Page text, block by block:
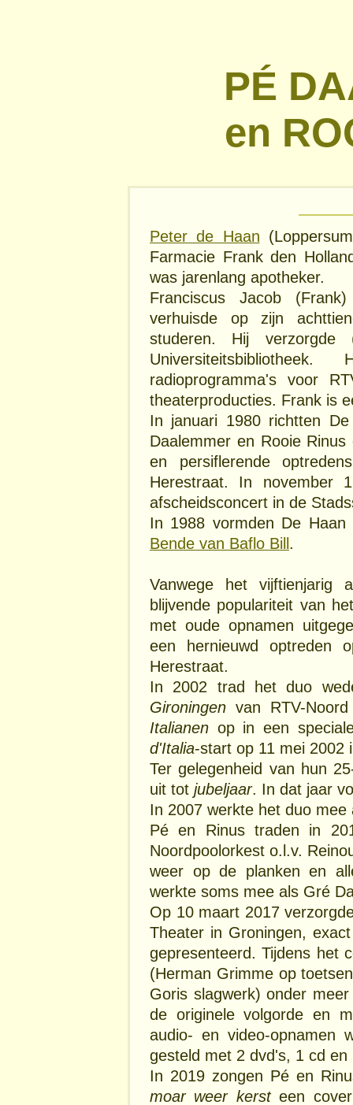
PÉ
en
Peter de Haan
Farmacie Frank den
was jarenlang apotheker.
Franciscus Jacob
verhuisde op zijn
studeren. Hij
radioprogramma's voor
theaterproducties. Frank is
In januari 1980 richtten
Daalemmer en Rooie
en persiflerende
Herestraat. In november
afscheidsconcert in de
In 1988 vormden De
Bende van Baflo Bill .
Vanwege het vijftienjarig
blijvende populariteit van
met oude opnamen
een hernieuwd optreden
Herestraat.
In 2002 trad het duo
Gironingen van RTV-
Italianen op in een
d'Italia-start op 11 mei 2002
Ter gelegenheid van hun
uit tot jubeljaar. In dat jaar
In 2007 werkte het duo
Pé en Rinus traden in
Noordpoolorkest o.l.v.
weer op de planken en
werkte soms mee als Gré
Op 10 maart 2017
Theater in Groningen,
gepresenteerd. Tijdens het
(Herman Grimme op
Goris slagwerk) onder
de originele volgorde en
audio- en video-opnamen
gesteld met 2 dvd's, 1 cd en
In 2019 zongen Pé en
moar weer kersteen cover